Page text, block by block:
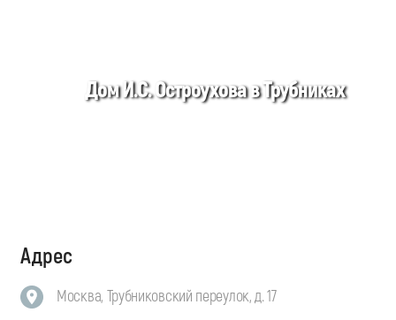
Дом И.С. Остроухова в Трубниках
Адрес
Москва, Трубниковский переулок, д. 17